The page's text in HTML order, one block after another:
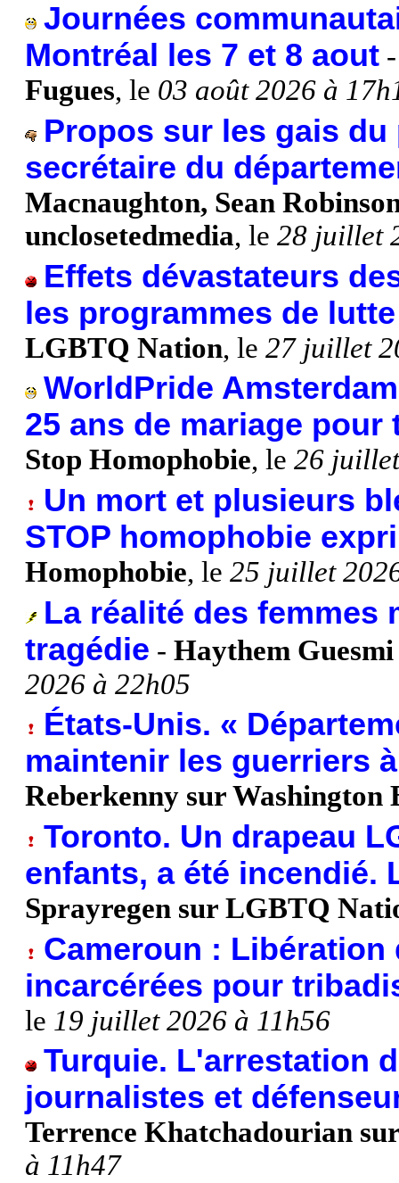
Journées
Montréal les 7 et 8 aout
Fugues, le 03 août 2026 à
Propos sur les gais du
secrétaire du
Macnaughton, Sean
unclosetedmedia, le 28 juillet
Effets dévastateurs
les programmes de
LGBTQ Nation, le 27 juillet
WorldPride
25 ans de mariage pour
Stop Homophobie, le 26
Un mort et plusieurs
STOP homophobie
Homophobie, le 25 juillet
La réalité des femmes
tragédie - Haythem
2026 à 22h05
États-Unis. «
maintenir les guerriers
Reberkenny sur Washington
Toronto. Un drapeau
enfants, a été incendié.
Sprayregen sur LGBTQ
Cameroun : Libération
incarcérées pour
le 19 juillet 2026 à 11h56
Turquie. L'arrestation
journalistes et
Terrence Khatchadourian
à 11h47